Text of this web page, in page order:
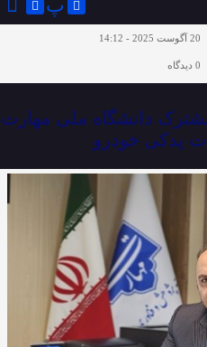
پ
20 آگوست 2025 - 14:12
0 دیدگاه
دانشگاه ملی مهارت
یدکی خودرو